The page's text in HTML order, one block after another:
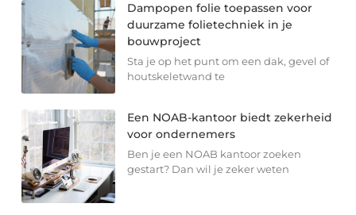
Dampopen folie toepassen voor
duurzame folietechniek in je
bouwproject
Sta je op het punt om een dak, gevel of
houtskeletwand te
Een NOAB-kantoor biedt zekerheid
voor ondernemers
Ben je een NOAB kantoor zoeken
gestart? Dan wil je zeker weten